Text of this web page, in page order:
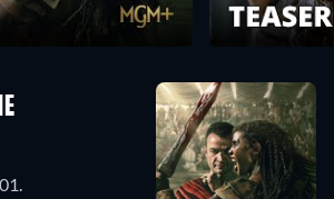
01.